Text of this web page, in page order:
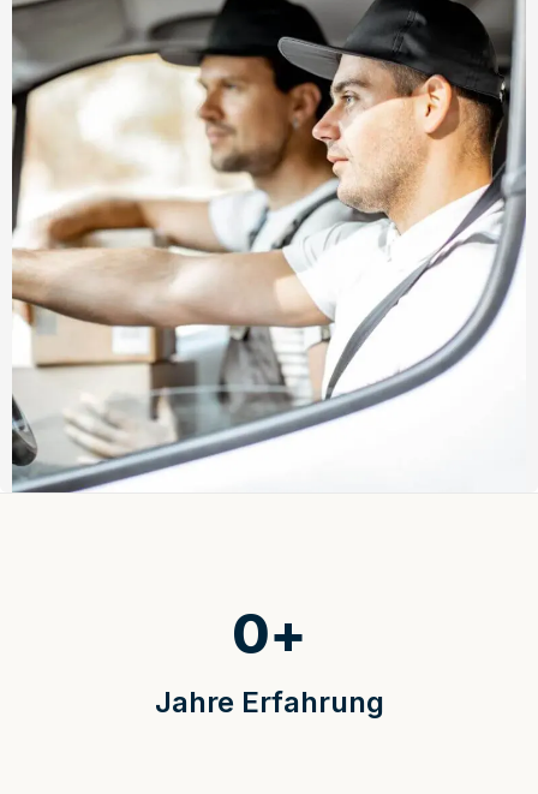
Jahre Erfahrung
0+